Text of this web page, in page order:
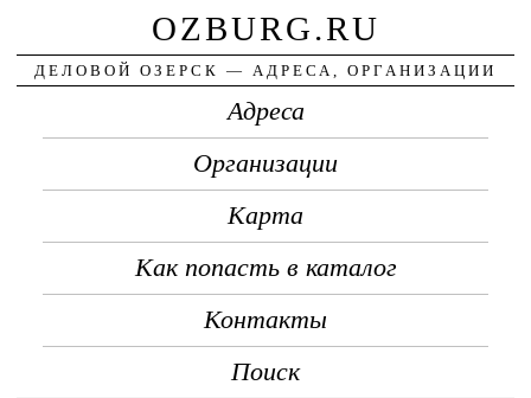
OZBURG.RU
ДЕЛОВОЙ ОЗЕРСК — АДРЕСА, ОРГАНИЗАЦИИ
Адреса
Организации
Карта
Как попасть в каталог
Контакты
Поиск